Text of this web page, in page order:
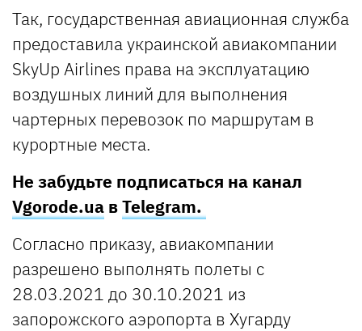
Так, государственная авиационная служба
предоставила украинской авиакомпании
SkyUp Airlines права на эксплуатацию
воздушных линий для выполнения
чартерных перевозок по маршрутам в
курортные места.
Не забудьте подписаться на канал
Vgorode.ua вTelegram.
Согласно приказу, авиакомпании
разрешено выполнять полеты с
28.03.2021 до 30.10.2021 из
запорожского аэропорта в Хугарду